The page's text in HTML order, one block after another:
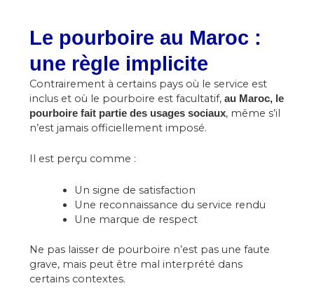
Le pourboire au Maroc :
une règle implicite
Contrairement à certains pays où le service est
inclus et où le pourboire est facultatif,au Maroc, le
pourboire fait partie des usages sociaux, même s’il
n’est jamais officiellement imposé.
Il est perçu comme :
Un signe de satisfaction
Une reconnaissance du service rendu
Une marque de respect
Ne pas laisser de pourboire n’est pas une faute
grave, mais peut être mal interprété dans
certains contextes.